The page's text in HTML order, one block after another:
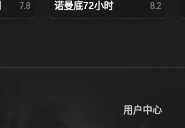
7.8 诺曼底72小时 8.2
用户中心